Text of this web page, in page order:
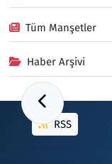
Tüm Manşetler
Haber Arşivi
RSS